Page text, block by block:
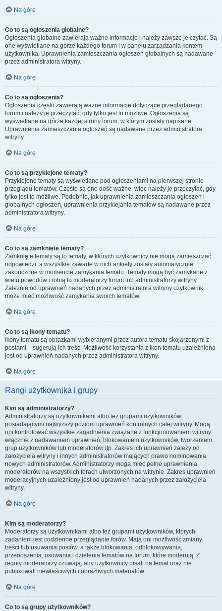
Na górę
Co to są ogłoszenia globalne?
Ogłoszenia globalne zawierają ważne informacje i należy zawsze je czytać. Są
one wyświetlane na górze każdego forum i w panelu zarządzania kontem
użytkownika. Uprawnienia zamieszczania ogłoszeń globalnych są nadawane
przez administratora witryny.
Na górę
Co to są ogłoszenia?
Ogłoszenia często zawierają ważne informacje dotyczące przeglądanego
forum i należy je przeczytać, gdy tylko jest to możliwe. Ogłoszenia są
wyświetlane na górze każdej strony forum, w którym zostały napisane.
Uprawnienia zamieszczania ogłoszeń są nadawane przez administratora
witryny.
Na górę
Co to są przyklejone tematy?
Przyklejone tematy są wyświetlane pod ogłoszeniami na pierwszej stronie
przeglądu tematów. Często są one dość ważne, więc należy je przeczytać, gdy
tylko jest to możliwe. Podobnie, jak uprawnienia zamieszczania ogłoszeń i
globalnych ogłoszeń, uprawnienia przyklejania tematów są nadawane przez
administratora witryny.
Na górę
Co to są zamknięte tematy?
Zamknięte tematy są to tematy, w których użytkownicy nie mogą zamieszczać
odpowiedzi, a wszystkie zawarte w nich ankiety zostały automatycznie
zakończone w momencie zamykania tematu. Tematy mogą być zamykane z
wielu powodów i robią to moderatorzy forum lub administratorzy witryny.
Zależnie od uprawnień nadanych przez administratora witryny użytkownik
może mieć możliwość zamykania swoich tematów.
Na górę
Co to są ikony tematu?
Ikony tematu są obrazkami wybieranymi przez autora tematu skojarzonymi z
postami – sugerują ich treść. Możliwość korzystania z ikon tematu uzależniona
jest od uprawnień nadanych przez administratora witryny.
Na górę
Rangi użytkownika i grupy
Kim są administratorzy?
Administratorzy są użytkownikami albo też grupami użytkowników
posiadającymi najwyższy poziom uprawnień kontrolnych całej witryny. Mogą
oni kontrolować wszystkie zagadnienia związane z funkcjonowaniem witryny
włącznie z nadawaniem uprawnień, blokowaniem użytkowników, tworzeniem
grup użytkowników lub moderatorów itp. Zakres ich uprawnień zależy od
założyciela witryny i innych administratorów mających prawo nominowania
nowych administratorów. Administratorzy mogą mieć pełne uprawnienia
moderatorów na wszystkich forach utworzonych na witrynie. Zakres uprawnień
moderacyjnych uzależniony jest od uprawnień nadanych przez założyciela
witryny.
Na górę
Kim są moderatorzy?
Moderatorzy są użytkownikami albo też grupami użytkowników, których
zadaniem jest codzienne przeglądanie forów. Mają oni możliwość zmiany
treści lub usuwania postów, a także blokowania, odblokowywania,
przenoszenia, usuwania i dzielenia tematów na forum, które moderują. Z
reguły moderatorzy czuwają, aby użytkownicy pisali na temat oraz nie
publikowali niewłaściwych i obraźliwych materiałów.
Na górę
Co to są grupy użytkowników?